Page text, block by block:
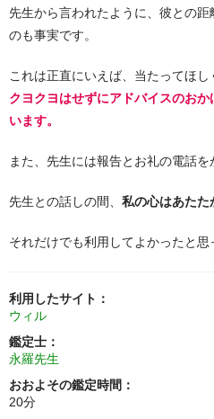
先生から言われたように、彼との
のも事実です。
これは正直にいえば、当たってほし
クヨクヨはせずにアドバイスのお
います。
また、先生には報告とお礼の電話を
先生との話しの間、 私の心はあたた
それだけでも利用してよかったと思
利用したサイト：
ウィル
鑑定士：
永羅先生
おおよその鑑定時間：
20分